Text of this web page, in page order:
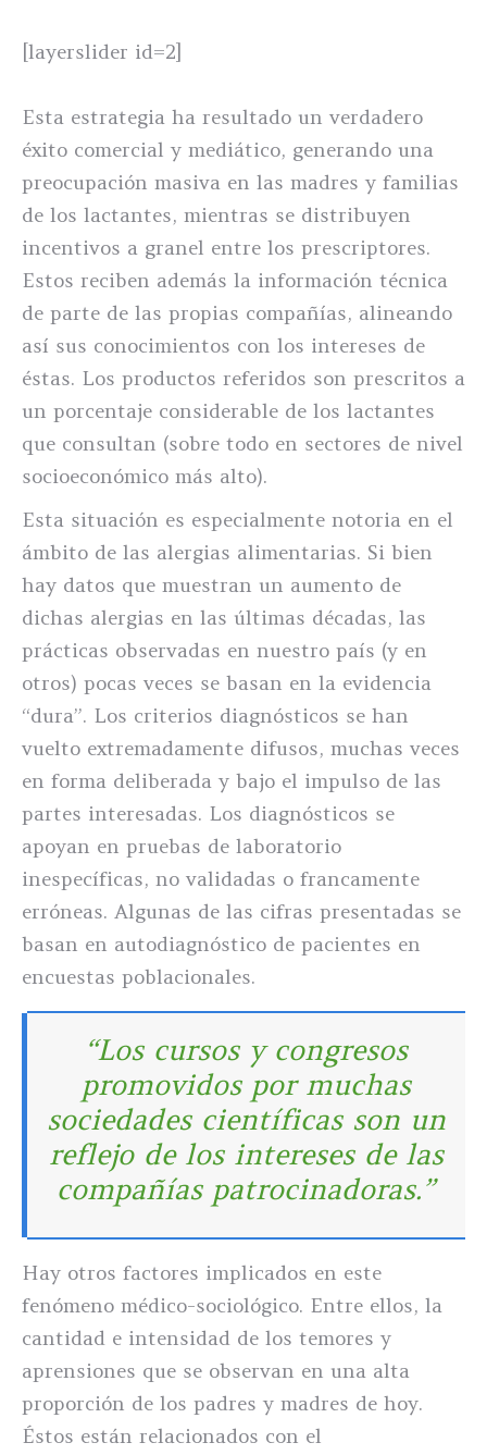
[layerslider id=2]
Esta estrategia ha resultado un verdadero
éxito comercial y mediático, generando una
preocupación masiva en las madres y familias
de los lactantes, mientras se distribuyen
incentivos a granel entre los prescriptores.
Estos reciben además la información técnica
de parte de las propias compañías, alineando
así sus conocimientos con los intereses de
éstas. Los productos referidos son prescritos a
un porcentaje considerable de los lactantes
que consultan (sobre todo en sectores de nivel
socioeconómico más alto).
Esta situación es especialmente notoria en el
ámbito de las alergias alimentarias. Si bien
hay datos que muestran un aumento de
dichas alergias en las últimas décadas, las
prácticas observadas en nuestro país (y en
otros) pocas veces se basan en la evidencia
“dura”. Los criterios diagnósticos se han
vuelto extremadamente difusos, muchas veces
en forma deliberada y bajo el impulso de las
partes interesadas. Los diagnósticos se
apoyan en pruebas de laboratorio
inespecíficas, no validadas o francamente
erróneas. Algunas de las cifras presentadas se
basan en autodiagnóstico de pacientes en
encuestas poblacionales.
“Los cursos y congresos
promovidos por muchas
sociedades científicas son un
reflejo de los intereses de las
compañías patrocinadoras.”
Hay otros factores implicados en este
fenómeno médico-sociológico. Entre ellos, la
cantidad e intensidad de los temores y
aprensiones que se observan en una alta
proporción de los padres y madres de hoy.
Éstos están relacionados con el